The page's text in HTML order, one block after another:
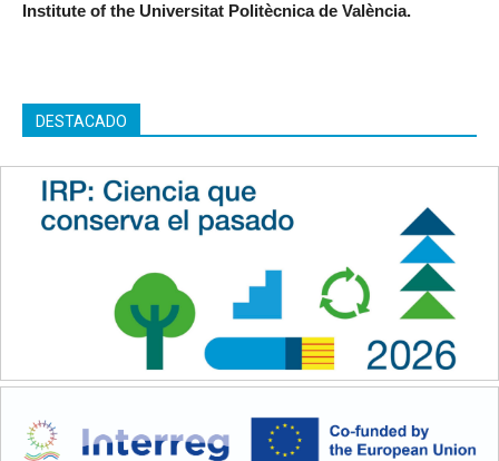
Institute of the Universitat Politècnica de València.
DESTACADO